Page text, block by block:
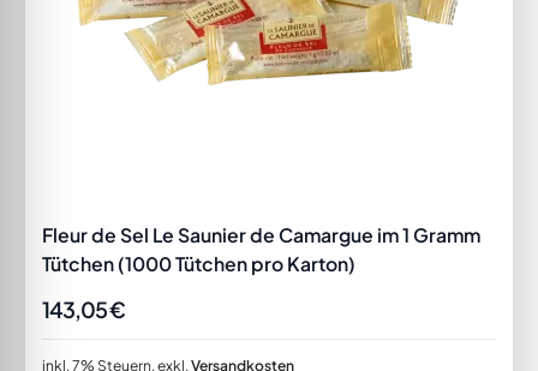
Fleur de Sel Le Saunier de Camargue im 1 Gramm
Tütchen (1000 Tütchen pro Karton)
143,05 €
inkl. 7% Steuern,exkl.Versandkosten